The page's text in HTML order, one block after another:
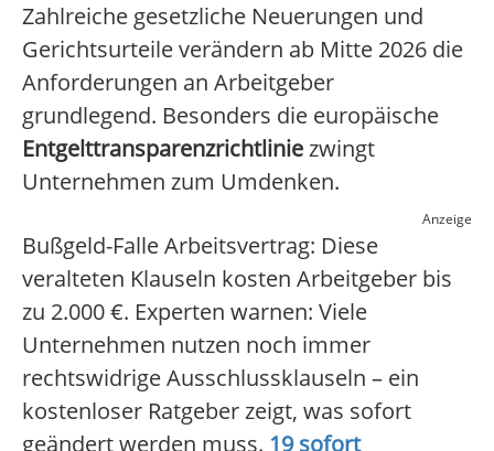
Zahlreiche gesetzliche Neuerungen und
Gerichtsurteile verändern ab Mitte 2026 die
Anforderungen an Arbeitgeber
grundlegend. Besonders die europäische
Entgelttransparenzrichtliniezwingt
Unternehmen zum Umdenken.
Anzeige
Bußgeld-Falle Arbeitsvertrag: Diese
veralteten Klauseln kosten Arbeitgeber bis
zu 2.000 €. Experten warnen: Viele
Unternehmen nutzen noch immer
rechtswidrige Ausschlussklauseln – ein
kostenloser Ratgeber zeigt, was sofort
geändert werden muss. 19 sofort